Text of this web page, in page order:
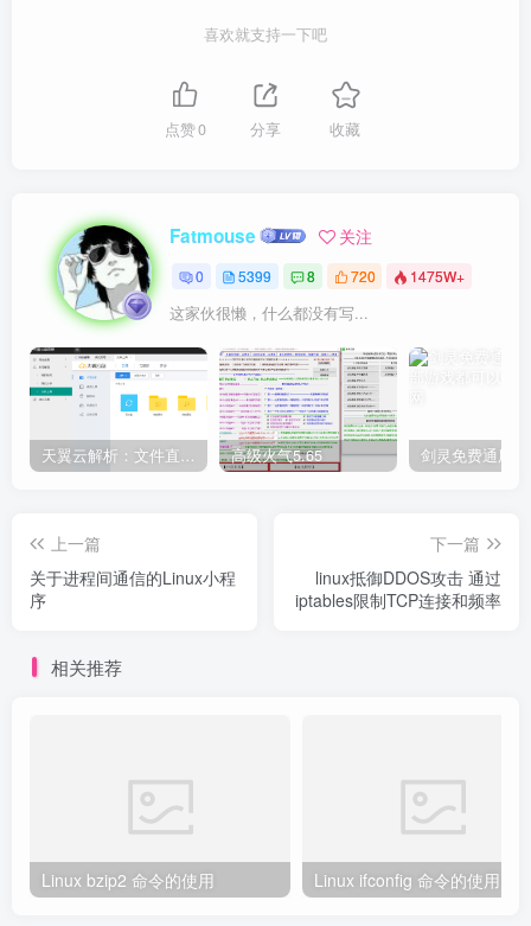
喜欢就支持一下吧
点赞0 分享 收藏
Fatmouse 关注
0 5399 8 720 1475W+
这家伙很懒，什么都没有写...
天翼云解析：文件直链获取源码 高级火气5.65
上一篇
关于进程间通信的Linux小程
序
下一篇
linux抵御DDOS攻击 通过
iptables限制TCP连接和频率
相关推荐
Linux bzip2 命令的使用 Linux ifconfig 命令的使用